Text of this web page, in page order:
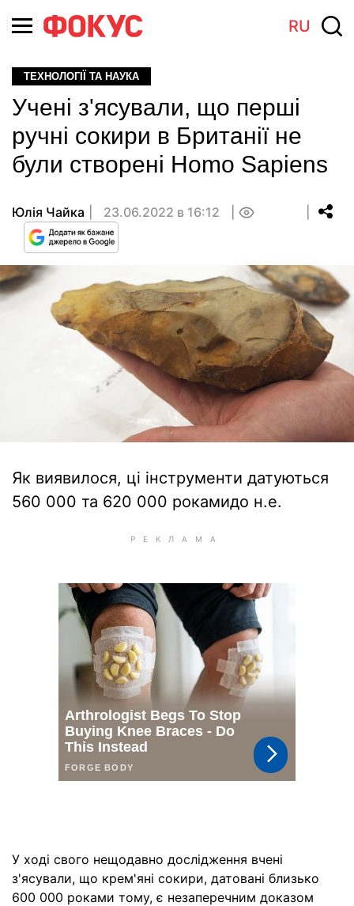
RU
ТЕХНОЛОГІЇ ТА НАУКА
Учені з'ясували, що перші
ручні сокири в Британії не
були створені Homo Sapiens
Юлія Чайка 23.06.2022 в 16:12
Як виявилося, ці інструменти датуються
560 000 та 620 000 рокамидо н.е.
У ході свого нещодавно дослідження вчені
з'ясували, що крем'яні сокири, датовані близько
600 000 роками тому, є незаперечним доказом